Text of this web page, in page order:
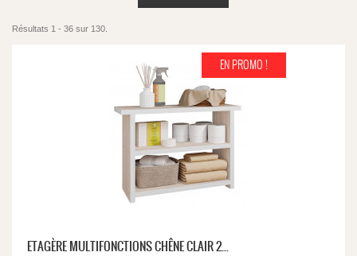
Résultats 1 - 36 sur 130.
EN PROMO !
ETAGÈRE MULTIFONCTIONS CHÊNE CLAIR 2...